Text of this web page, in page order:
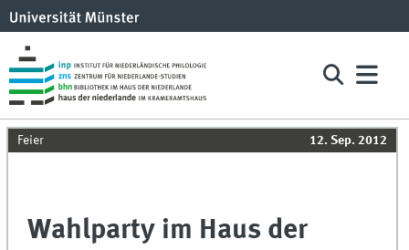
Feier 12. Sep. 2012
Wahlparty im Haus der